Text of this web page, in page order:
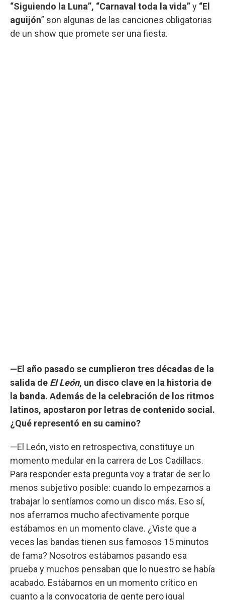
“Siguiendo la Luna”, “Carnaval toda la vida”y “El
aguijón” son algunas de las canciones obligatorias
de un show que promete ser una fiesta.
—El año pasado se cumplieron tres décadas de la
salida de El León, un disco clave en la historia de
la banda. Además de la celebración de los ritmos
latinos, apostaron por letras de contenido social.
¿Qué representó en su camino?
—El León, visto en retrospectiva, constituye un
momento medular en la carrera de Los Cadillacs.
Para responder esta pregunta voy a tratar de ser lo
menos subjetivo posible: cuando lo empezamos a
trabajar lo sentíamos como un disco más. Eso sí,
nos aferramos mucho afectivamente porque
estábamos en un momento clave. ¿Viste que a
veces las bandas tienen sus famosos 15 minutos
de fama? Nosotros estábamos pasando esa
prueba y muchos pensaban que lo nuestro se había
acabado. Estábamos en un momento crítico en
cuanto a la convocatoria de gente pero igual